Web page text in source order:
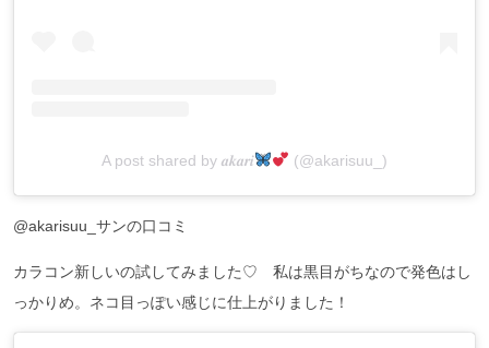
A post shared by 𝒂𝒌𝒂𝒓𝒊 (@akarisuu_)
@akarisuu_サンの口コミ
カラコン新しいの試してみました♡ 私は黒目がちなので発色はし
っかりめ。ネコ目っぽい感じに仕上がりました！